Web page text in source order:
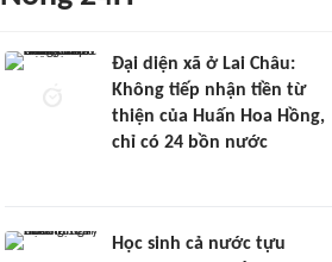
Đại diện xã ở Lai Châu:
Không tiếp nhận tiền từ
thiện của Huấn Hoa Hồng,
chỉ có 24 bồn nước
Học sinh cả nước tựu